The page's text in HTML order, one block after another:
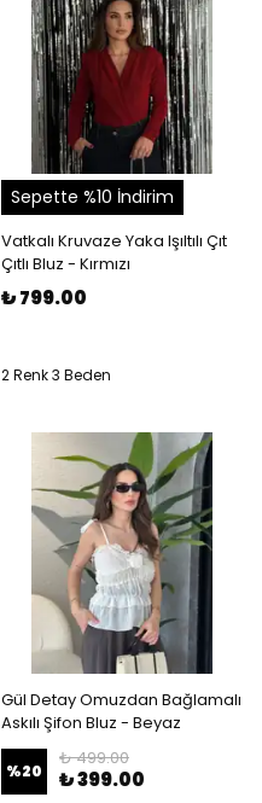
Sepette %10 İndirim
Vatkalı Kruvaze Yaka Işıltılı Çıt
Çıtlı Bluz - Kırmızı
₺ 799.00
2 Renk 3 Beden
Gül Detay Omuzdan Bağlamalı
Askılı Şifon Bluz - Beyaz
%20
₺ 499.00
₺ 399.00